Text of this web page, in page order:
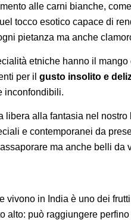
alle carni bianche,
tocco esotico capace di
pietanza ma anche
etniche hanno il
per il gusto insolito e
inconfondibili.
libera alla fantasia nel
e contemporanei da
ma anche belli da
vivono in India è uno dei
alto: può raggiungere